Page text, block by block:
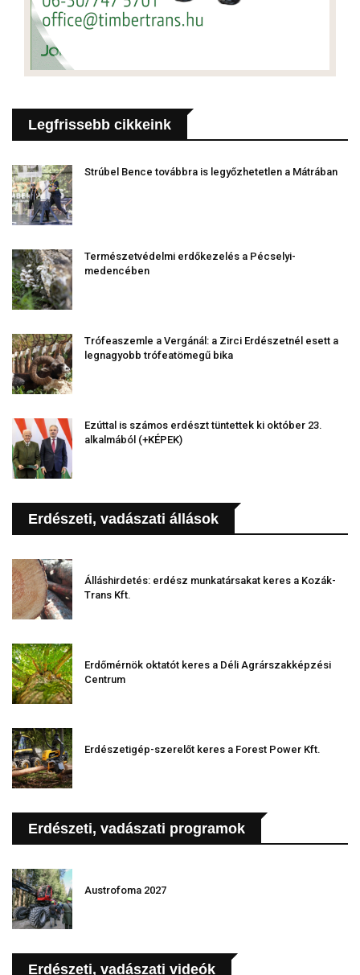
Legfrissebb cikkeink
Strúbel Bence továbbra is legyőzhetetlen a Mátrában
Természetvédelmi erdőkezelés a Pécselyi-
medencében
Trófeaszemle a Vergánál: a Zirci Erdészetnél esett a
legnagyobb trófeatömegű bika
Ezúttal is számos erdészt tüntettek ki október 23.
alkalmából (+KÉPEK)
Erdészeti, vadászati állások
Álláshirdetés: erdész munkatársakat keres a Kozák-
Trans Kft.
Erdőmérnök oktatót keres a Déli Agrárszakképzési
Centrum
Erdészetigép-szerelőt keres a Forest Power Kft.
Erdészeti, vadászati programok
Austrofoma 2027
Erdészeti, vadászati videók